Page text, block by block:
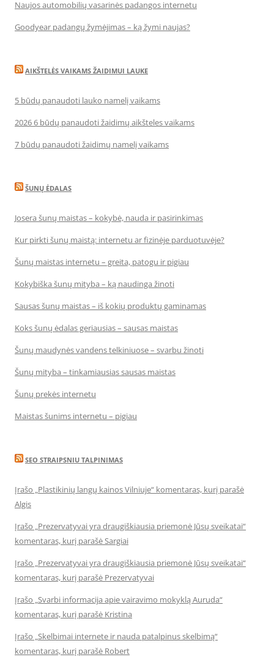
Naujos automobilių vasarinės padangos internetu
Goodyear padangų žymėjimas – ką žymi naujas?
AIKŠTELĖS VAIKAMS ŽAIDIMUI LAUKE
5 būdų panaudoti lauko namelį vaikams
2026 6 būdų panaudoti žaidimų aikšteles vaikams
7 būdų panaudoti žaidimų namelį vaikams
ŠUNŲ ĖDALAS
Josera šunų maistas – kokybė, nauda ir pasirinkimas
Kur pirkti šunų maistą: internetu ar fizinėje parduotuvėje?
Šunų maistas internetu – greita, patogu ir pigiau
Kokybiška šunų mityba – ką naudinga žinoti
Sausas šunų maistas – iš kokių produktų gaminamas
Koks šunų ėdalas geriausias – sausas maistas
Šunų maudynės vandens telkiniuose – svarbu žinoti
Šunų mityba – tinkamiausias sausas maistas
Šunų prekės internetu
Maistas šunims internetu – pigiau
SEO STRAIPSNIU TALPINIMAS
Įrašo „Plastikinių langų kainos Vilniuje“ komentaras, kurį parašė
Algis
Įrašo „Prezervatyvai yra draugiškiausia priemonė Jūsų sveikatai“
komentaras, kurį parašė Sargiai
Įrašo „Prezervatyvai yra draugiškiausia priemonė Jūsų sveikatai“
komentaras, kurį parašė Prezervatyvai
Įrašo „Svarbi informacija apie vairavimo mokyklą Auruda“
komentaras, kurį parašė Kristina
Įrašo „Skelbimai internete ir nauda patalpinus skelbimą“
komentaras, kurį parašė Robert